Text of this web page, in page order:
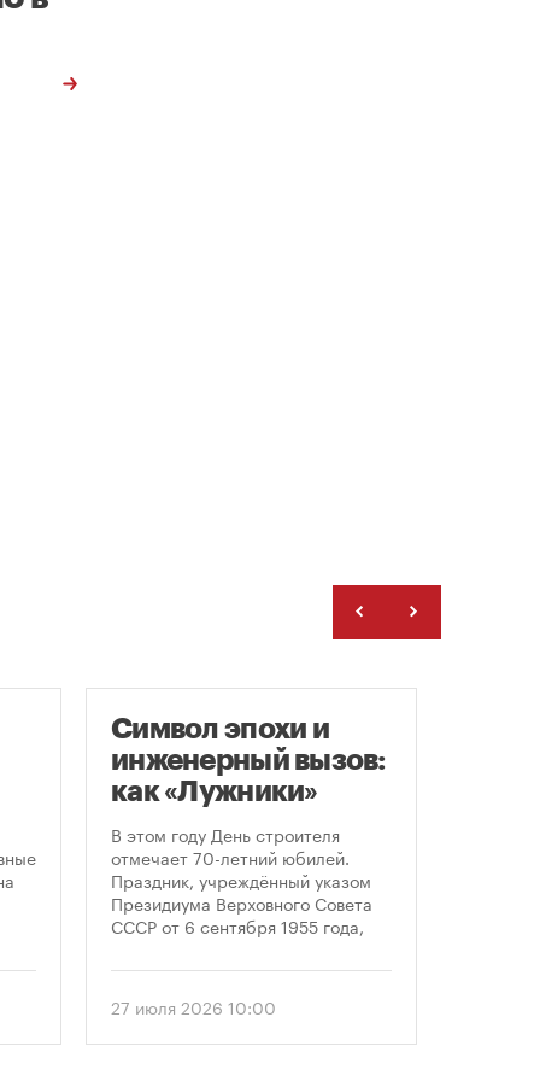
Символ эпохи и
инженерный вызов:
как «Лужники»
стали символом
Дня строителя
В этом году День строителя
отмечает 70-летний юбилей.
Праздник, учреждённый указом
Президиума Верховного Совета
СССР от 6 сентября 1955 года,
1956 года. И главным подарком
стало открытие Большой
спортивной арены «Лужники». С
27 июля 2026 10:00